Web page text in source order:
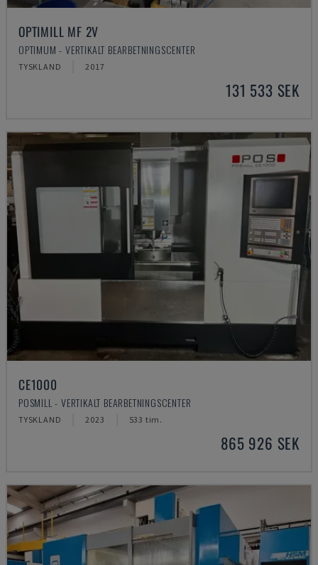
OPTIMILL MF 2V
OPTIMUM - VERTIKALT BEARBETNINGSCENTER
TYSKLAND 2017
131 533 SEK
CE1000
POSMILL - VERTIKALT BEARBETNINGSCENTER
TYSKLAND 2023 533 tim.
865 926 SEK